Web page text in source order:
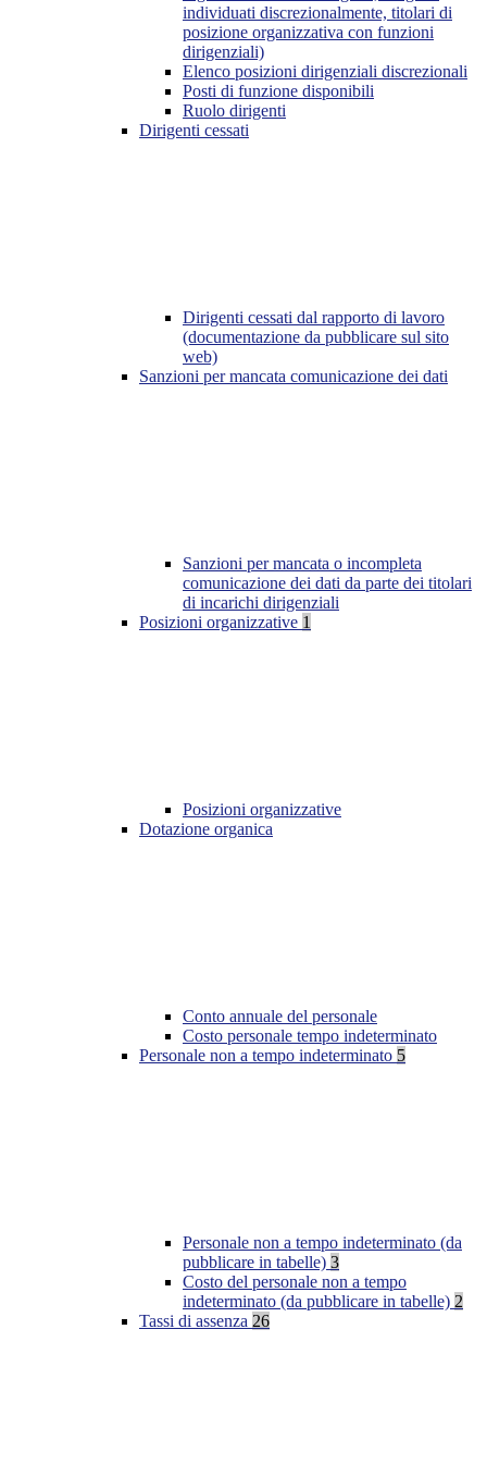
individuati discrezionalmente, titolari di
posizione organizzativa con funzioni
dirigenziali)
Elenco posizioni dirigenziali discrezionali
Posti di funzione disponibili
Ruolo dirigenti
Dirigenti cessati
Dirigenti cessati dal rapporto di lavoro
(documentazione da pubblicare sul sito
web)
Sanzioni per mancata comunicazione dei dati
Sanzioni per mancata o incompleta
comunicazione dei dati da parte dei titolari
di incarichi dirigenziali
Posizioni organizzative 1
Posizioni organizzative
Dotazione organica
Conto annuale del personale
Costo personale tempo indeterminato
Personale non a tempo indeterminato 5
Personale non a tempo indeterminato (da
pubblicare in tabelle) 3
Costo del personale non a tempo
indeterminato (da pubblicare in tabelle) 2
Tassi di assenza 26